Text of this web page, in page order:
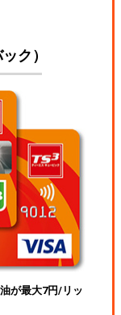
ク）
が最大7円/リッ